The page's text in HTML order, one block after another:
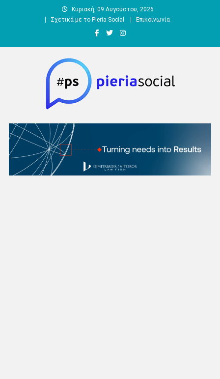
Κυριακή, 09 Αυγούστου, 2026
Σχετικά με το Pieria Social
Επικοινωνία
Pieria Social